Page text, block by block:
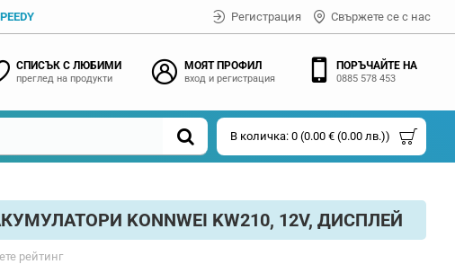
Регистрация Свържете се с нас
СПИСЪК С ЛЮБИМИ
преглед на продукти
МОЯТ ПРОФИЛ
вход и регистрация
ПОРЪЧАЙТЕ НА
0885 578 453
В количка: 0 (0.00 € (0.00 лв.))
KONNWEI KW210, 12V, ДИСПЛЕЙ
рейтинг